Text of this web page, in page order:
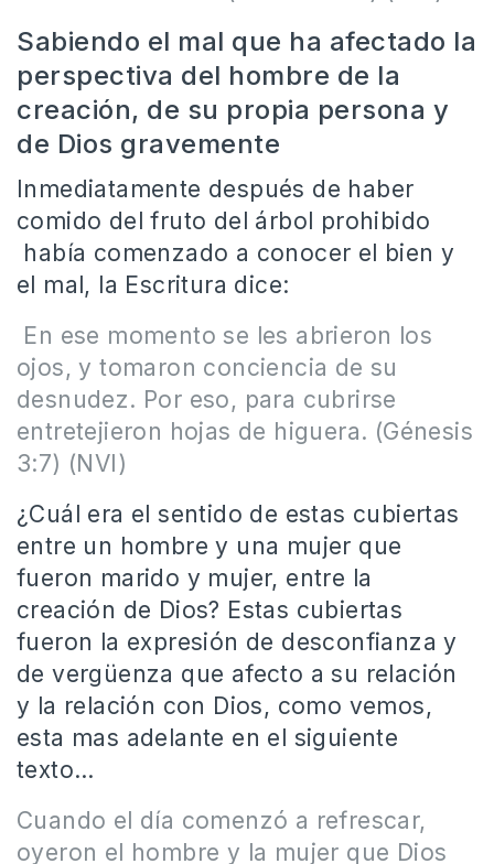
Sabiendo el mal que ha afectado la
perspectiva del hombre de la
creación, de su propia persona y
de Dios gravemente
Inmediatamente después de haber
comido del fruto del árbol prohibido
había comenzado a conocer el bien y
el mal, la Escritura dice:
En ese momento se les abrieron los
ojos, y tomaron conciencia de su
desnudez. Por eso, para cubrirse
entretejieron hojas de higuera. (Génesis
3:7) (NVI)
¿Cuál era el sentido de estas cubiertas
entre un hombre y una mujer que
fueron marido y mujer, entre la
creación de Dios? Estas cubiertas
fueron la expresión de desconfianza y
de vergüenza que afecto a su relación
y la relación con Dios, como vemos,
esta mas adelante en el siguiente
texto…
Cuando el día comenzó a refrescar,
oyeron el hombre y la mujer que Dios